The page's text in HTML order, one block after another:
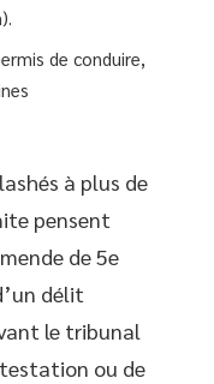
de conduire,
à plus de
pensent
de 5e
délit
le tribunal
ou de